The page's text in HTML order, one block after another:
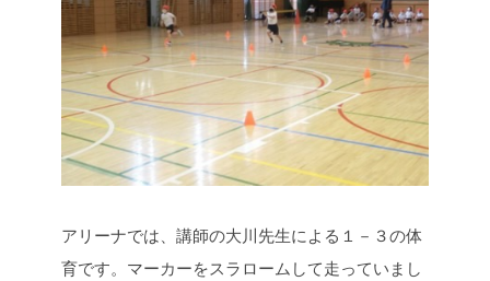
アリーナでは、講師の大川先生による１－３の体
育です。マーカーをスラロームして走っていまし